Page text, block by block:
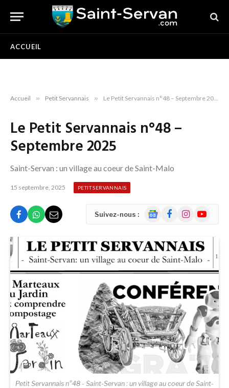
ACCUEIL
Accueil » Petit Servannais » Le Petit Servannais n°48 – Septembre 2025
Le Petit Servannais n°48 –
Septembre 2025
Saint-Servan : un village au coeur de Saint-Malo
15 septembre, 2025 PETIT SERVANNAIS
Suivez-nous :
GoogleFacebookInstagramYouTube
Petit Servannais n°48 - Saint-Servan : un village au coeur de Saint-